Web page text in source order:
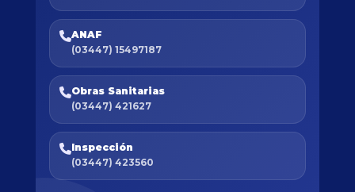
ANAF
(03447) 15497187
Obras Sanitarias
(03447) 421627
Inspección
(03447) 423560